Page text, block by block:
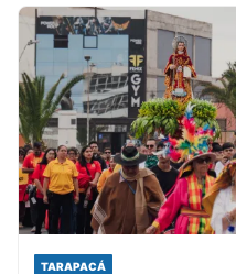
TARAPACÁ